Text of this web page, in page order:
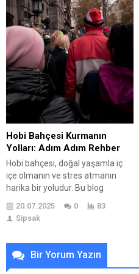
programları ve teknoloji kullanımı
ön plana çıkmaktadır. Bu
mücadelede kullanılan...
Hobi Bahçesi Kurmanın
Yolları: Adım Adım Rehber
Hobi bahçesi, doğal yaşamla iç
içe olmanın ve stres atmanın
harika bir yoludur. Bu blog
önemi ve faydaları detaylı bir
şekilde ele alınmaktadır. Hobi
doğru alan seçimi ve tasarım
ipuçlarıyla başlıyor. Ayrıca, hobi
20.07.2025 0
83
Sipsak
Bir Yorum Yazın